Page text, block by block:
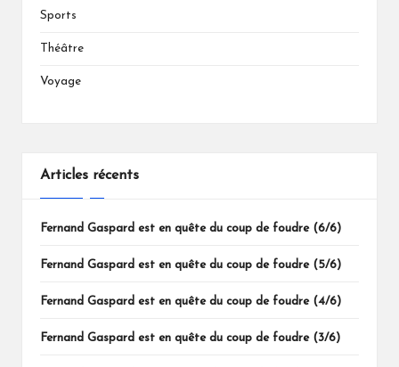
Sports
Théâtre
Voyage
Articles récents
Fernand Gaspard est en quête du coup de foudre (6/6)
Fernand Gaspard est en quête du coup de foudre (5/6)
Fernand Gaspard est en quête du coup de foudre (4/6)
Fernand Gaspard est en quête du coup de foudre (3/6)